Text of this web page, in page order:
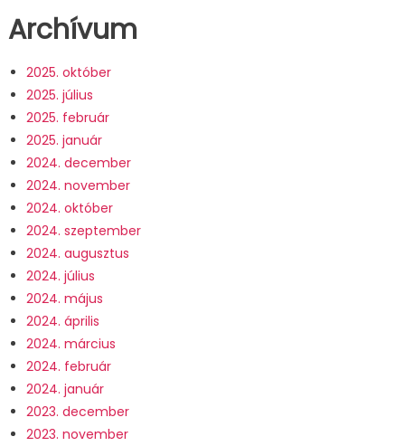
Archívum
2025. október
2025. július
2025. február
2025. január
2024. december
2024. november
2024. október
2024. szeptember
2024. augusztus
2024. július
2024. május
2024. április
2024. március
2024. február
2024. január
2023. december
2023. november